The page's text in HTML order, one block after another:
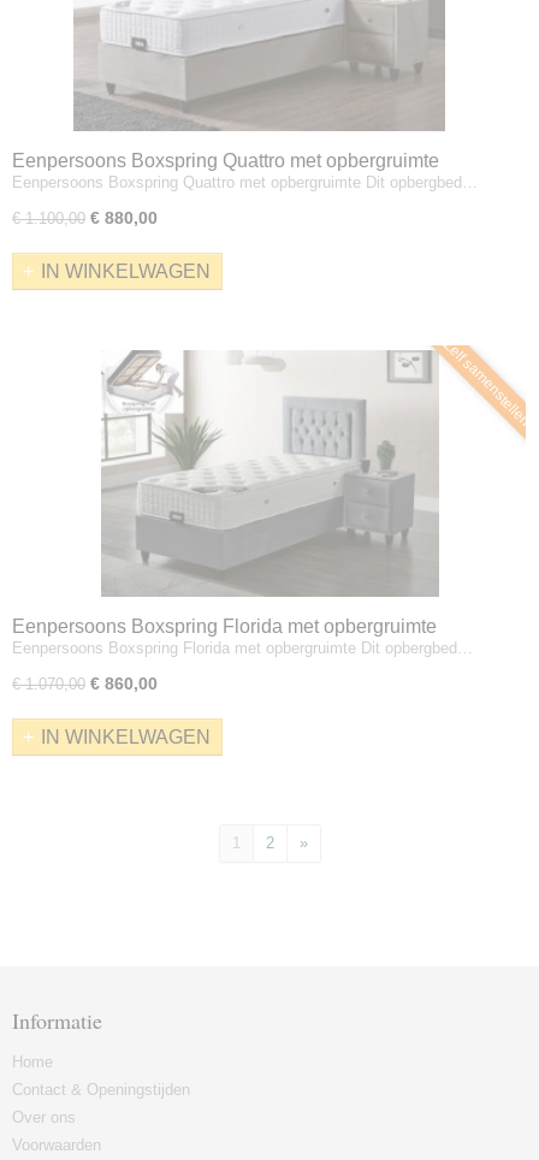
Eenpersoons Boxspring Quattro met opbergruimte
Eenpersoons Boxspring Quattro met opbergruimte Dit opbergbed…
€ 1.100,00 € 880,00
IN WINKELWAGEN
Zelf samenstellen
Eenpersoons Boxspring Florida met opbergruimte
Eenpersoons Boxspring Florida met opbergruimte Dit opbergbed…
€ 1.070,00 € 860,00
IN WINKELWAGEN
1 2 »
Informatie
Home
Contact & Openingstijden
Over ons
Voorwaarden